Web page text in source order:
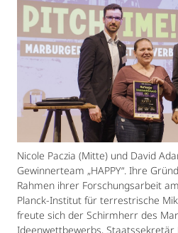
Nicole Paczia (Mitte) und David
Gewinnerteam „HAPPY“. Ihre
Rahmen ihrer Forschungsarbeit
Planck-Institut für terrestrische
freute sich der Schirmherr des
Ideenwettbewerbs, Staatssekretär